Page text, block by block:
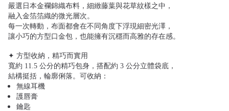
嚴選日本金襴錦織布料，細緻藤葉與花草紋樣之中，
融入金箔箔織的微光層次。
每一次轉動，布面都會在不同角度下浮現細密光澤，
讓小巧的方型口金包，也能擁有沉穩而高雅的存在感。
✦ 方型收納，精巧而實用
寬約 11.5 公分的精巧包身，搭配約 3 公分立體袋底，
結構挺括，輪廓俐落。可收納：
無線耳機
護唇膏
鑰匙